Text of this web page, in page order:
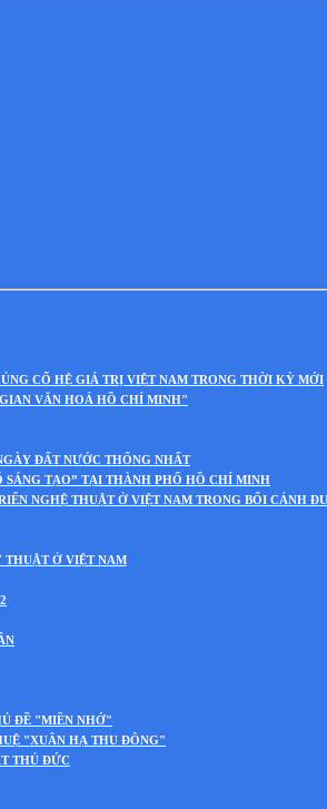
CỐ HỆ GIÁ TRỊ VIỆT NAM TRONG THỜI KỲ MỚI
VĂN HOÁ HỒ CHÍ MINH"
ĐẤT NƯỚC THỐNG NHẤT
TẠO” TẠI THÀNH PHỐ HỒ CHÍ MINH
NGHỆ THUẬT Ở VIỆT NAM TRONG BỐI CẢNH
THUẬT Ở VIỆT NAM
ĐỀ "MIỀN NHỚ"
"XUÂN HẠ THU ĐÔNG"
THỦ ĐỨC